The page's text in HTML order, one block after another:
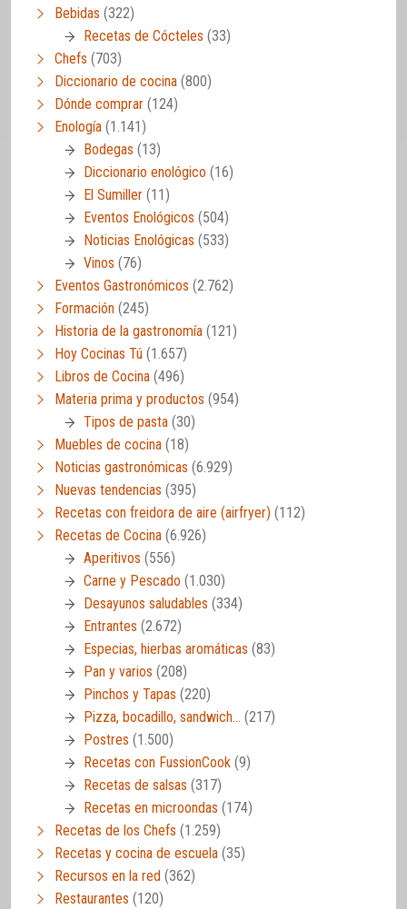
Bebidas (322)
Recetas de Cócteles (33)
Chefs (703)
Diccionario de cocina (800)
Dónde comprar (124)
Enología (1.141)
Bodegas (13)
Diccionario enológico (16)
El Sumiller (11)
Eventos Enológicos (504)
Noticias Enológicas (533)
Vinos (76)
Eventos Gastronómicos (2.762)
Formación (245)
Historia de la gastronomía (121)
Hoy Cocinas Tú (1.657)
Libros de Cocina (496)
Materia prima y productos (954)
Tipos de pasta (30)
Muebles de cocina (18)
Noticias gastronómicas (6.929)
Nuevas tendencias (395)
Recetas con freidora de aire (airfryer) (112)
Recetas de Cocina (6.926)
Aperitivos (556)
Carne y Pescado (1.030)
Desayunos saludables (334)
Entrantes (2.672)
Especias, hierbas aromáticas (83)
Pan y varios (208)
Pinchos y Tapas (220)
Pizza, bocadillo, sandwich… (217)
Postres (1.500)
Recetas con FussionCook (9)
Recetas de salsas (317)
Recetas en microondas (174)
Recetas de los Chefs (1.259)
Recetas y cocina de escuela (35)
Recursos en la red (362)
Restaurantes (120)